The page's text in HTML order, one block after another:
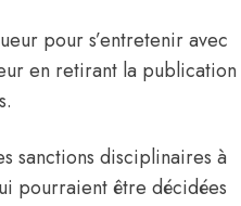
pour s’entretenir avec
en retirant la publication
sanctions disciplinaires à
pourraient être décidées